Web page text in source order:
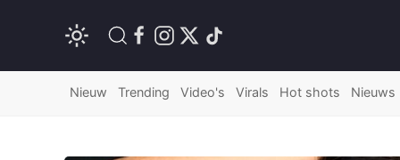
Nieuw Trending Video's Virals Hot shots Nieuws